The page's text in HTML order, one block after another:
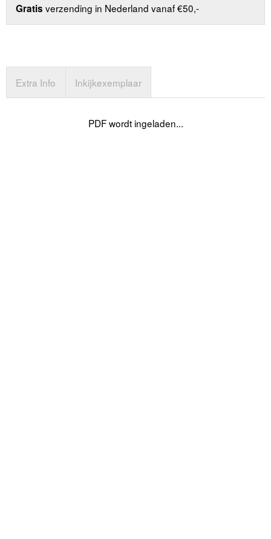
Gratis verzending in Nederland vanaf €50,-
Extra Info Inkijkexemplaar
PDF wordt ingeladen...